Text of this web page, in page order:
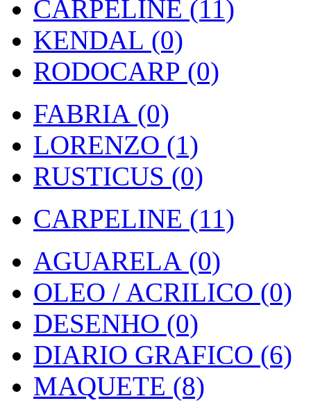
CARPELINE (11)
KENDAL (0)
RODOCARP (0)
FABRIA (0)
LORENZO (1)
RUSTICUS (0)
CARPELINE (11)
AGUARELA (0)
OLEO / ACRILICO (0)
DESENHO (0)
DIARIO GRAFICO (6)
MAQUETE (8)